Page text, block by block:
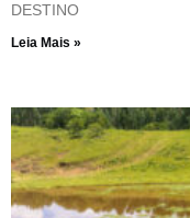
DESTINO
Leia Mais »